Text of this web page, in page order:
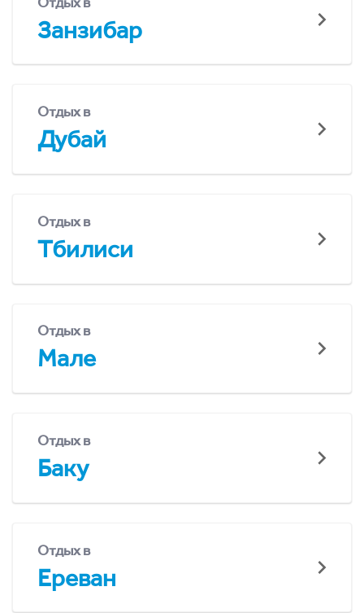
Занзибар
Отдых в
Дубай
Отдых в
Тбилиси
Отдых в
Мале
Отдых в
Баку
Отдых в
Ереван